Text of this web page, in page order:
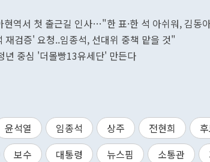
현역서 첫 출근길 인사…"한 표·한 석 아쉬워, 김동
검증' 요청..임종석, 선대위 중책 맡을 것"
년 중심 '더몰빵13유세단' 만든다
윤석열 임종석 상주 전현희
보수 대통령 뉴스핌 소통관